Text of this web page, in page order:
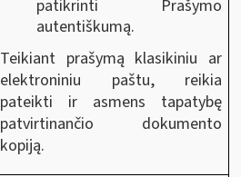
patikrinti Prašymo
autentiškumą.
Teikiant prašymą klasikiniu ar
elektroniniu paštu, reikia
pateikti ir asmens tapatybę
patvirtinančio dokumento
kopiją.